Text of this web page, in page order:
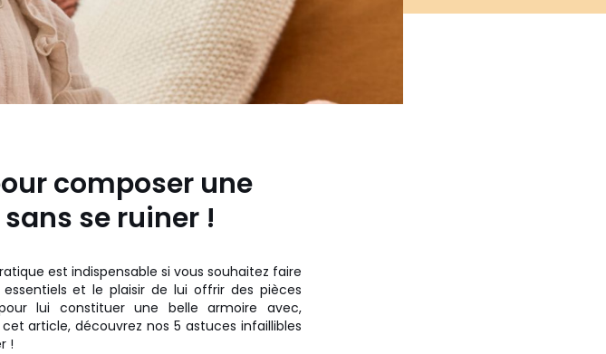
composer une
se ruiner !
est indispensable si vous souhaitez faire
et le plaisir de lui offrir des pièces
lui constituer une belle armoire avec,
cet article, découvrez nos 5 astuces infaillibles
!